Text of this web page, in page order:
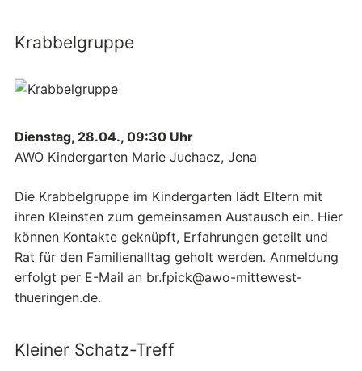
Krabbelgruppe
Dienstag, 28.04., 09:30 Uhr
AWO Kindergarten Marie Juchacz, Jena
Die Krabbelgruppe im Kindergarten lädt Eltern mit
ihren Kleinsten zum gemeinsamen Austausch ein. Hier
können Kontakte geknüpft, Erfahrungen geteilt und
Rat für den Familienalltag geholt werden. Anmeldung
erfolgt per E-Mail an br.fpick@awo-mittewest-
thueringen.de.
Kleiner Schatz-Treff